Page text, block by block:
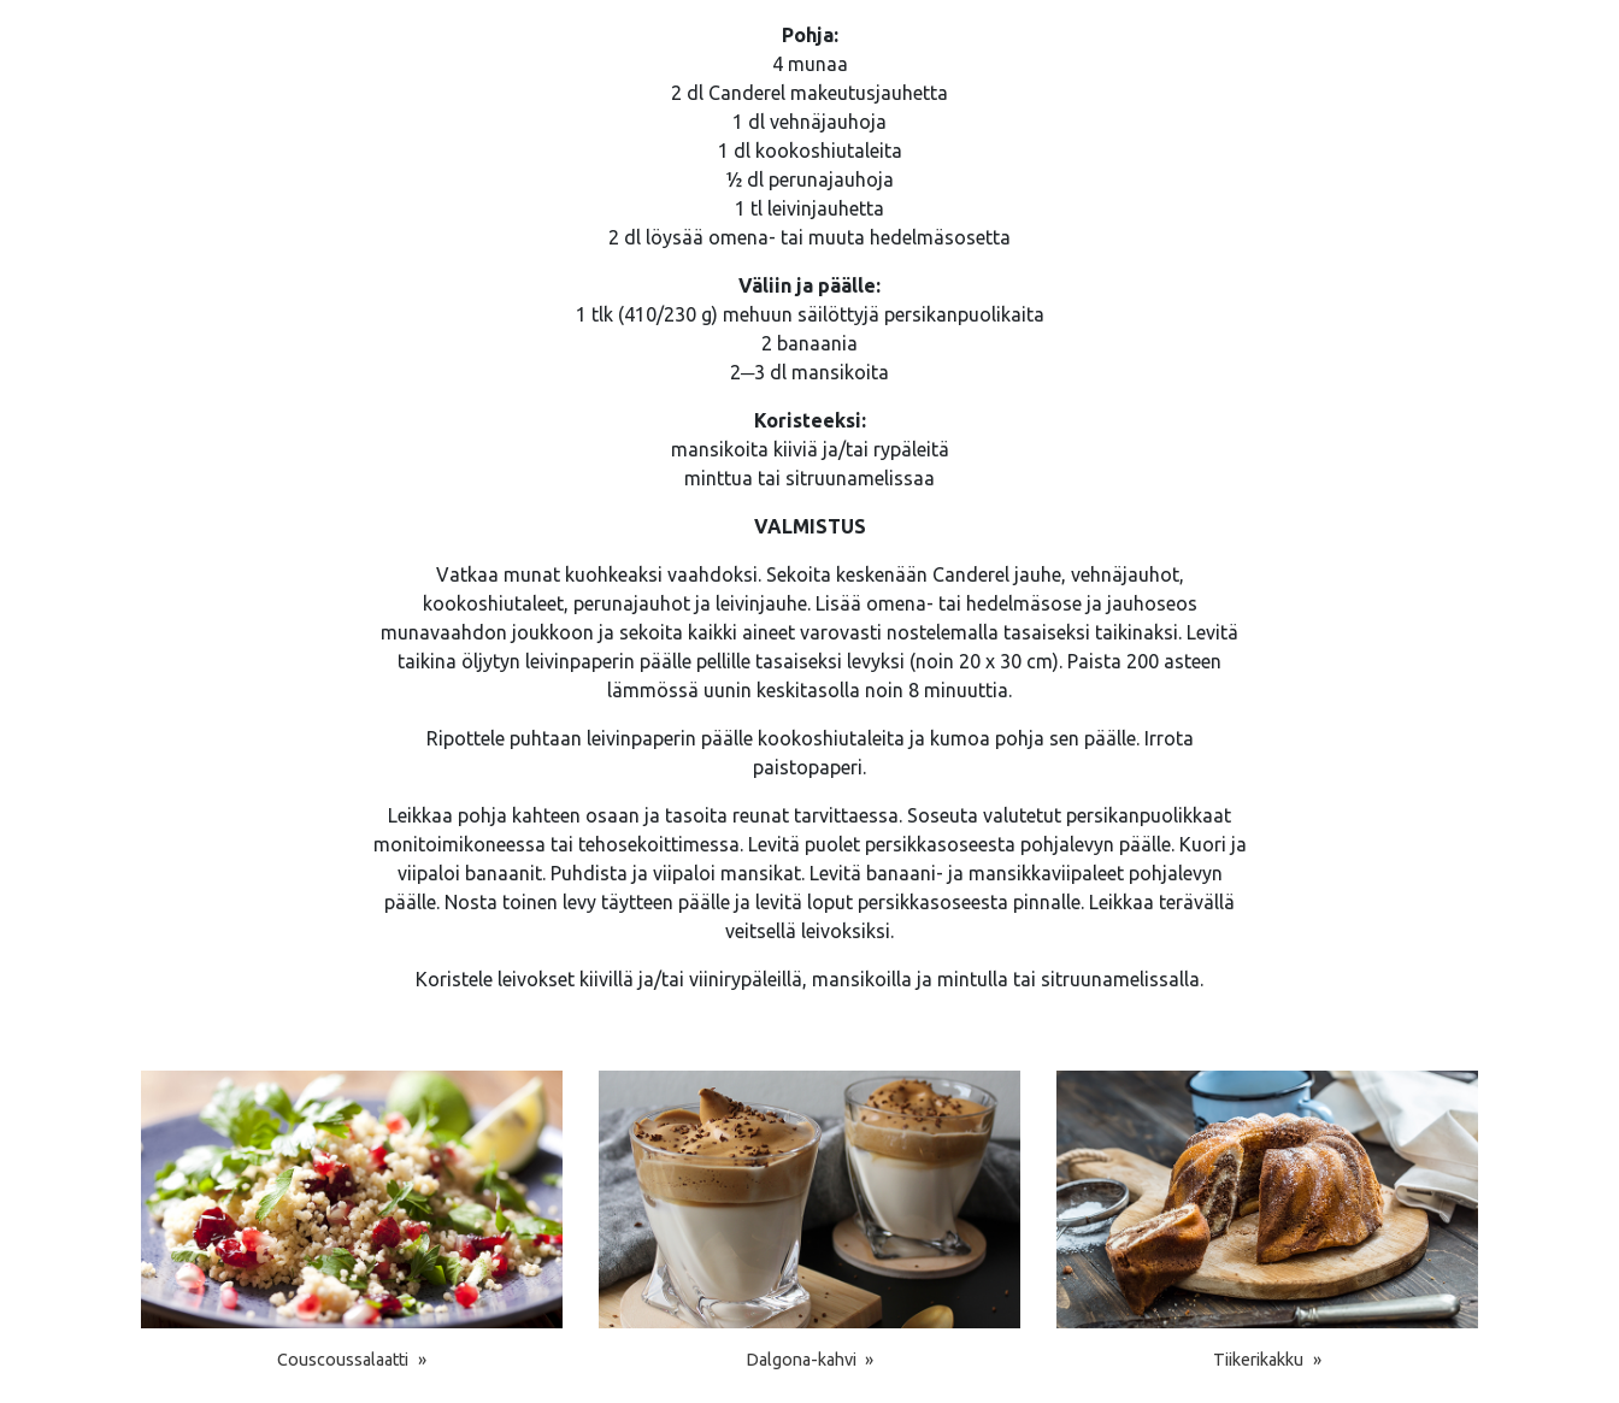
Pohja:
4 munaa
2 dl Canderel makeutusjauhetta
1 dl vehnäjauhoja
1 dl kookoshiutaleita
½ dl perunajauhoja
1 tl leivinjauhetta
2 dl löysää omena- tai muuta hedelmäsosetta
Väliin ja päälle:
1 tlk (410/230 g) mehuun säilöttyjä persikanpuolikaita
2 banaania
2─3 dl mansikoita
Koristeeksi:
mansikoita kiiviä ja/tai rypäleitä
minttua tai sitruunamelissaa
VALMISTUS
Vatkaa munat kuohkeaksi vaahdoksi. Sekoita keskenään Canderel jauhe, vehnäjauhot,
kookoshiutaleet, perunajauhot ja leivinjauhe. Lisää omena- tai hedelmäsose ja jauhoseos
munavaahdon joukkoon ja sekoita kaikki aineet varovasti nostelemalla tasaiseksi taikinaksi. Levitä
taikina öljytyn leivinpaperin päälle pellille tasaiseksi levyksi (noin 20 x 30 cm). Paista 200 asteen
lämmössä uunin keskitasolla noin 8 minuuttia.
Ripottele puhtaan leivinpaperin päälle kookoshiutaleita ja kumoa pohja sen päälle. Irrota
paistopaperi.
Leikkaa pohja kahteen osaan ja tasoita reunat tarvittaessa. Soseuta valutetut persikanpuolikkaat
monitoimikoneessa tai tehosekoittimessa. Levitä puolet persikkasoseesta pohjalevyn päälle. Kuori ja
viipaloi banaanit. Puhdista ja viipaloi mansikat. Levitä banaani- ja mansikkaviipaleet pohjalevyn
päälle. Nosta toinen levy täytteen päälle ja levitä loput persikkasoseesta pinnalle. Leikkaa terävällä
veitsellä leivoksiksi.
Koristele leivokset kiivillä ja/tai viinirypäleillä, mansikoilla ja mintulla tai sitruunamelissalla.
Couscoussalaatti Dalgona-kahvi Tiikerikakku